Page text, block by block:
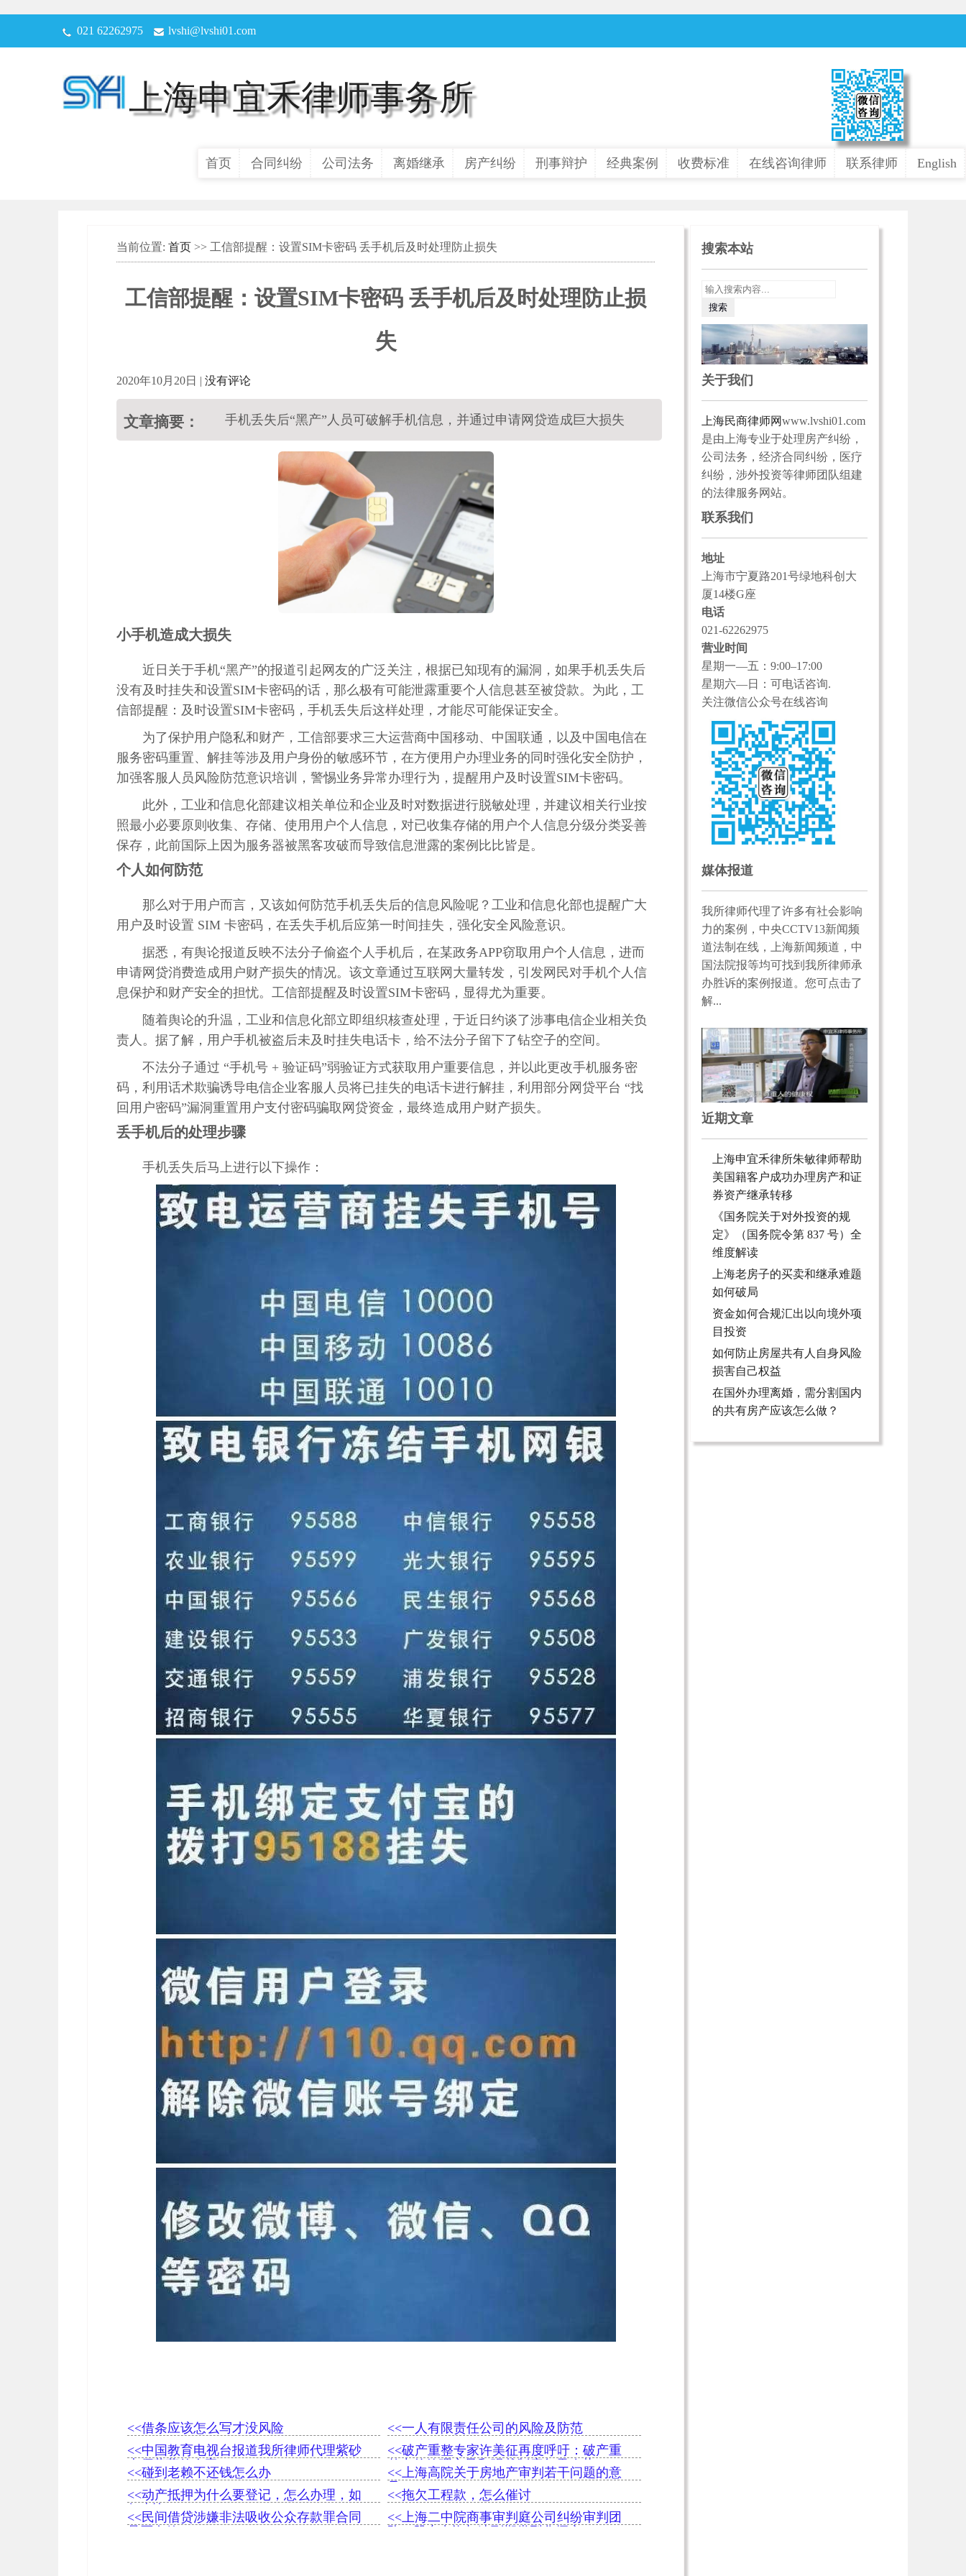
021 62262975 lvshi@lvshi01.com
上海申宜禾律师事务所
首页 合同纠纷 公司法务 离婚继承 房产纠纷 刑事辩护 经典案例 收费标准 在线咨询律师 联系律师 English
当前位置: 首页 >> 工信部提醒：设置SIM卡密码 丢手机后及时处理防止损失
工信部提醒：设置SIM卡密码 丢手机后及时处理防止损
失
2020年10月20日 | 没有评论
文章摘要： 手机丢失后“黑产”人员可破解手机信息，并通过申请网贷造成巨大损失
小手机造成大损失
近日关于手机“黑产”的报道引起网友的广泛关注，根据已知现有的漏洞，如果手机丢失后
没有及时挂失和设置SIM卡密码的话，那么极有可能泄露重要个人信息甚至被贷款。为此，工
信部提醒：及时设置SIM卡密码，手机丢失后这样处理，才能尽可能保证安全。
为了保护用户隐私和财产，工信部要求三大运营商中国移动、中国联通，以及中国电信在
服务密码重置、解挂等涉及用户身份的敏感环节，在方便用户办理业务的同时强化安全防护，
加强客服人员风险防范意识培训，警惕业务异常办理行为，提醒用户及时设置SIM卡密码。
此外，工业和信息化部建议相关单位和企业及时对数据进行脱敏处理，并建议相关行业按
照最小必要原则收集、存储、使用用户个人信息，对已收集存储的用户个人信息分级分类妥善
保存，此前国际上因为服务器被黑客攻破而导致信息泄露的案例比比皆是。
个人如何防范
那么对于用户而言，又该如何防范手机丢失后的信息风险呢？工业和信息化部也提醒广大
用户及时设置 SIM 卡密码，在丢失手机后应第一时间挂失，强化安全风险意识。
据悉，有舆论报道反映不法分子偷盗个人手机后，在某政务APP窃取用户个人信息，进而
申请网贷消费造成用户财产损失的情况。该文章通过互联网大量转发，引发网民对手机个人信
息保护和财产安全的担忧。工信部提醒及时设置SIM卡密码，显得尤为重要。
随着舆论的升温，工业和信息化部立即组织核查处理，于近日约谈了涉事电信企业相关负
责人。据了解，用户手机被盗后未及时挂失电话卡，给不法分子留下了钻空子的空间。
不法分子通过 “手机号 + 验证码”弱验证方式获取用户重要信息，并以此更改手机服务密
码，利用话术欺骗诱导电信企业客服人员将已挂失的电话卡进行解挂，利用部分网贷平台 “找
回用户密码”漏洞重置用户支付密码骗取网贷资金，最终造成用户财产损失。
丢手机后的处理步骤
手机丢失后马上进行以下操作：
<<借条应该怎么写才没风险
<<一人有限责任公司的风险及防范
<<中国教育电视台报道我所律师代理紫砂
大师蒋蓉传人案
<<破产重整专家许美征再度呼吁：破产重
整中的管理主导和强裁制度急需改革
<<碰到老赖不还钱怎么办
<<上海高院关于房地产审判若干问题的意
见（2016）
<<动产抵押为什么要登记，怎么办理，如
何查询？
<<拖欠工程款，怎么催讨
<<民间借贷涉嫌非法吸收公众存款罪合同
<<上海二中院商事审判庭公司纠纷审判团
搜索本站
关于我们
上海民商律师网www.lvshi01.com
是由上海专业于处理房产纠纷，
公司法务，经济合同纠纷，医疗
纠纷，涉外投资等律师团队组建
的法律服务网站。
联系我们
地址
上海市宁夏路201号绿地科创大
厦14楼G座
电话
021-62262975
营业时间
星期一—五：9:00–17:00
星期六—日：可电话咨询.
关注微信公众号在线咨询
媒体报道
我所律师代理了许多有社会影响
力的案例，中央CCTV13新闻频
道法制在线，上海新闻频道，中
国法院报等均可找到我所律师承
办胜诉的案例报道。您可点击了
解...
近期文章
上海申宜禾律所朱敏律师帮助
美国籍客户成功办理房产和证
券资产继承转移
《国务院关于对外投资的规
定》（国务院令第 837 号）全
维度解读
上海老房子的买卖和继承难题
如何破局
资金如何合规汇出以向境外项
目投资
如何防止房屋共有人自身风险
损害自己权益
在国外办理离婚，需分割国内
的共有房产应该怎么做？